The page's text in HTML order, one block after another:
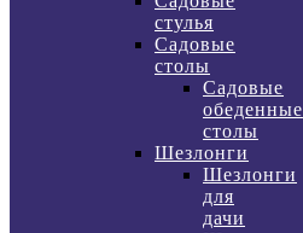
стулья
Садовые
столы
Садовые
обеденные
столы
Шезлонги
Шезлонги
для
дачи